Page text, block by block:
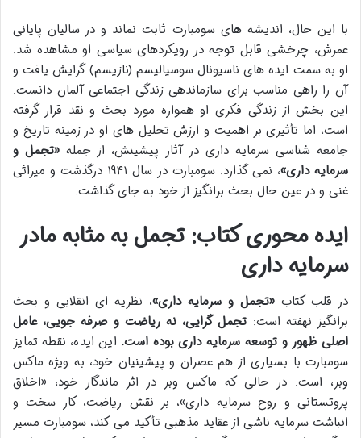
با این حال، اندیشه های سومبارت ثابت نماند و در سالیان پایانی
عمرش، چرخشی قابل توجه در رویکردهای سیاسی او مشاهده شد.
او به سمت ایده های ناسیونال سوسیالیسم (نازیسم) گرایش یافت و
آن را راهی مناسب برای سازماندهی زندگی اجتماعی آلمان دانست.
این بخش از زندگی فکری او همواره مورد بحث و نقد قرار گرفته
است، اما تأثیری بر اهمیت و ارزش تحلیل های او در زمینه تاریخ و
جامعه شناسی سرمایه داری در آثار پیشینش، از جمله «تجمل و
سرمایه داری»
، نمی گذارد. سومبارت در سال ۱۹۴۱ درگذشت و میراثی
غنی و در عین حال بحث برانگیز از خود به جای گذاشت.
ایده محوری کتاب: تجمل به مثابه مادر
سرمایه داری
در قلب کتاب «تجمل و سرمایه داری»، نظریه ای انقلابی و بحث
برانگیز نهفته است: تجمل گرایی، نه ریاضت و صرفه جویی، عامل
اصلی ظهور و توسعه سرمایه داری بوده است. این ایده، نقطه تمایز
سومبارت با بسیاری از هم عصران و پیشینیان خود، به ویژه ماکس
وبر، است. در حالی که ماکس وبر در اثر ماندگار خود، «اخلاق
پروتستانی و روح سرمایه داری»، بر نقش ریاضت، کار سخت و
انباشت سرمایه ناشی از عقاید مذهبی تأکید می کند، سومبارت مسیر